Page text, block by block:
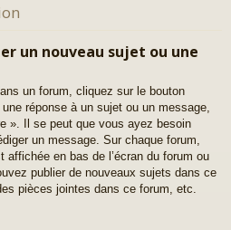
un nouveau sujet ou une
un forum, cliquez sur le bouton
réponse à un sujet ou un message,
». Il se peut que vous ayez besoin
un message. Sur chaque forum,
en bas de l’écran du forum ou
publier de nouveaux sujets dans ce
pièces jointes dans ce forum, etc.